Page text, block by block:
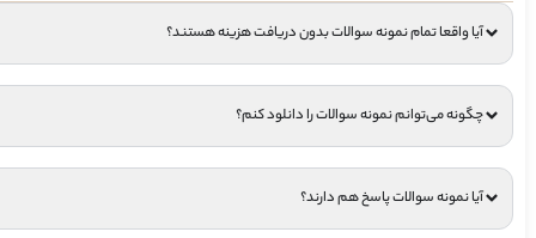
آیا واقعا تمام نمونه سوالات بدون دریافت هزینه هستند؟
چگونه می‌توانم نمونه سوالات را دانلود کنم؟
آیا نمونه سوالات پاسخ هم دارند؟